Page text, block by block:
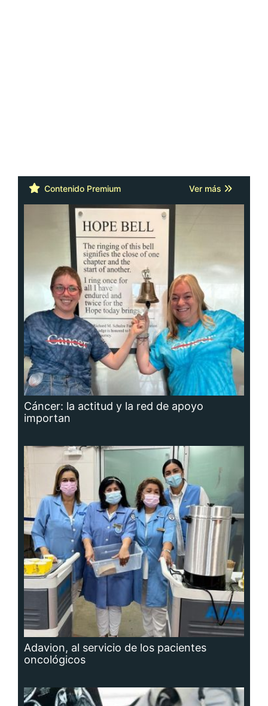
Contenido Premium Ver más
Cáncer: la actitud y la red de apoyo
importan
Adavion, al servicio de los pacientes
oncológicos